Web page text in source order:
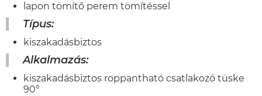
lapon tömítő perem tömítéssel
Típus:
kiszakadásbiztos
Alkalmazás:
kiszakadásbiztos roppantható csatlakozó tüske
90°